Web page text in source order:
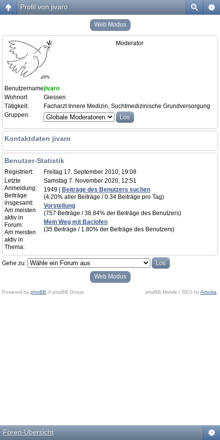
Profil von jivaro
Web Modus
Moderator
Benutzername:jivaro
Wohnort:
Giessen
Tätigkeit:
Facharzt Innere Medizin, Suchtmedizinische Grundversorgung
Gruppen:
Kontaktdaten jivaro
Benutzer-Statistik
Registriert:
Freitag 17. September 2010, 19:08
Letzte
Anmeldung:
Samstag 7. November 2020, 12:51
Beiträge
insgesamt:
1949 |
Beiträge des Benutzers suchen
(4.20% aller Beiträge / 0.34 Beiträge pro Tag)
Am meisten
aktiv in
Forum:
Vorstellung
(757 Beiträge / 38.84% der Beiträge des Benutzers)
Am meisten
aktiv in
Thema:
Mein Weg mit Baclofen
(35 Beiträge / 1.80% der Beiträge des Benutzers)
Gehe zu:
Web Modus
Powered by phpBB © phpBB Group. phpBB Mobile / SEO byArtodia
Foren-Übersicht